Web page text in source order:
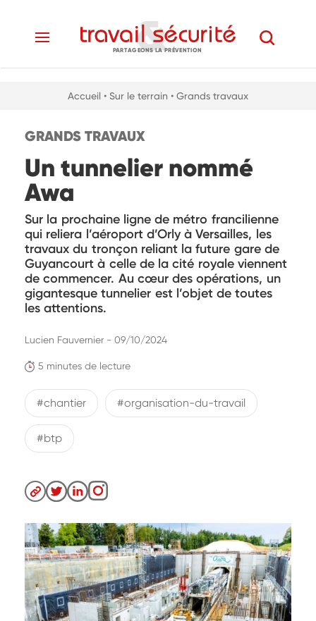
PARTAGEONS LA PRÉVENTION
Accueil • Sur le terrain • Grands travaux
GRANDS TRAVAUX
Un tunnelier nommé
Awa
Sur la prochaine ligne de métro francilienne
qui reliera l’aéroport d’Orly à Versailles, les
travaux du tronçon reliant la future gare de
Guyancourt à celle de la cité royale viennent
de commencer. Au cœur des opérations, un
gigantesque tunnelier est l’objet de toutes
les attentions.
5 minutes de lecture
Lucien Fauvernier - 09/10/2024
#chantier #organisation-du-travail
#btp